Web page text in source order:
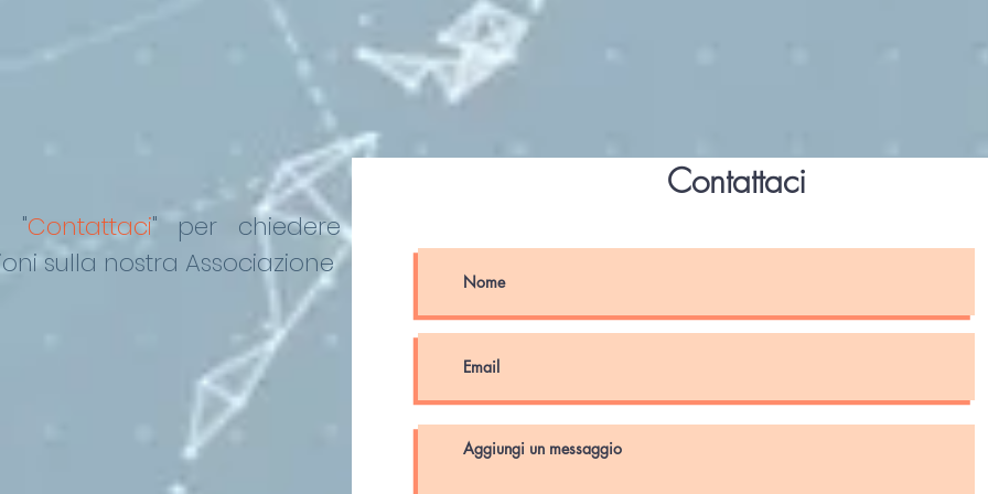
"Contattaci"
per chiedere
sulla nostra Associazione
Contattaci